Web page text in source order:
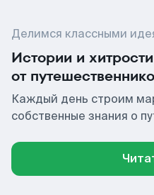
Делимся классными
Истории и хитрости
от
Каждый день строим
собственные знания о